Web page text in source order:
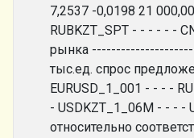
7,2537 -0,0198 21
RUBKZT_SPT - - - - - -
рынка
тыс.ед. спрос
EURUSD_1_001 - - - -
- USDKZT_1_06M - - -
относительно